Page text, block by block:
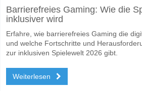
Das Spiel zwischen Genk v Westerlo 10
Genk für den Gewinner den Spiel, mit
Ja für Beide Teams Erzielen, mit einem
Barrierefreies Gaming: Wie die
inklusiver wird
Erfahre, wie barrierefreies Gaming die
und welche Fortschritte und
zur inklusiven Spielewelt 2026 gibt.
Weiterlesen